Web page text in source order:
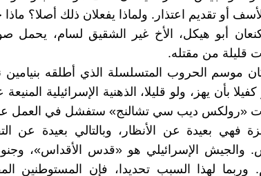
أو تقديم اعتذار. ولماذا يفعلان ذلك أصلا؟
أبو هيكل، الأخ غير الشقيق لسام، يحمل
قليلة من مقتله.
موسم الحروب المتسلسلة الذي أطلقه بنيامين
بأن يهز، ولو قليلا، الذهنية الإسرائيلية
«رولكس ديب سي تشالنج» ستفشل في العمل
فهي بعيدة عن الأنظار، وبالتالي بعيدة عن
والجيش الإسرائيلي هو «قدس الأقداس»،
وربما لهذا السبب تحديدا، فإن المستوطنين